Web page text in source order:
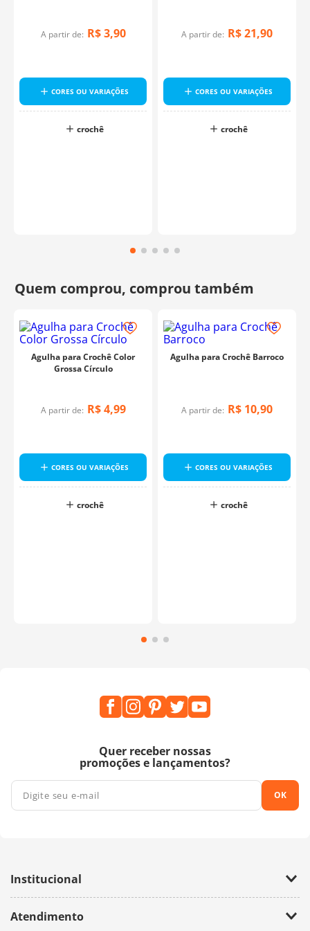
A partir de: R$ 3,90
CORES OU VARIAÇÕES
crochê
A partir de: R$21,90
CORES OU VARIAÇÕES
crochê
Agulha para Crochê Color
Grossa Círculo
A partir de: R$ 4,99
CORES OU VARIAÇÕES
crochê
Agulha para Crochê Barroco
A partir de: R$ 10,90
CORES OU VARIAÇÕES
crochê
Quer receber nossas
promoções e lançamentos?
OK
Institucional
Trabalhe Conosco
Atendimento